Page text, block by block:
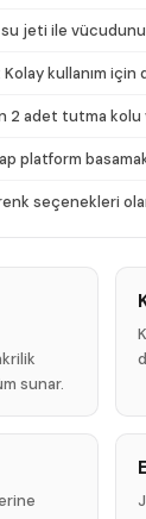
jeti ile
kullanım
adet tutma kolu
platform
seçenekleri
sunar.